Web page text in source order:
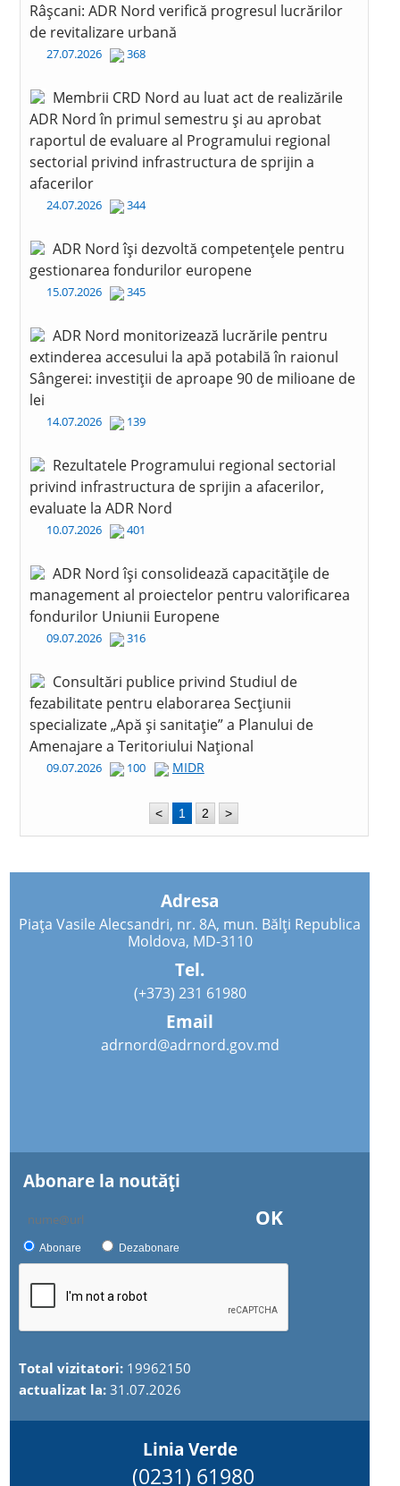
Râșcani: ADR Nord verifică progresul lucrărilor
de revitalizare urbană
27.07.2026 368
Membrii CRD Nord au luat act de realizările
ADR Nord în primul semestru și au aprobat
raportul de evaluare al Programului regional
sectorial privind infrastructura de sprijin a
afacerilor
24.07.2026 344
ADR Nord își dezvoltă competențele pentru
gestionarea fondurilor europene
15.07.2026 345
ADR Nord monitorizează lucrările pentru
extinderea accesului la apă potabilă în raionul
Sângerei: investiții de aproape 90 de milioane de
lei
14.07.2026 139
Rezultatele Programului regional sectorial
privind infrastructura de sprijin a afacerilor,
evaluate la ADR Nord
10.07.2026 401
ADR Nord își consolidează capacitățile de
management al proiectelor pentru valorificarea
fondurilor Uniunii Europene
09.07.2026 316
Consultări publice privind Studiul de
fezabilitate pentru elaborarea Secțiunii
specializate „Apă și sanitație” a Planului de
Amenajare a Teritoriului Național
09.07.2026 100 MIDR
< 1 2 >
Adresa
Piața Vasile Alecsandri, nr. 8A, mun. Bălți Republica
Moldova, MD-3110
Tel.
(+373) 231 61980
Email
adrnord@adrnord.gov.md
Abonare la noutăţi
OK
Abonare Dezabonare
Total vizitatori: 19962150
actualizat la:31.07.2026
Linia Verde
(0231) 61980